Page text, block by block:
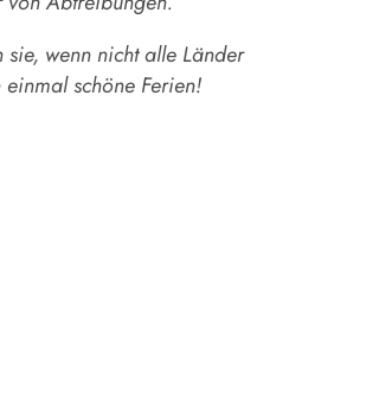
wenn nicht alle Länder
schöne Ferien!